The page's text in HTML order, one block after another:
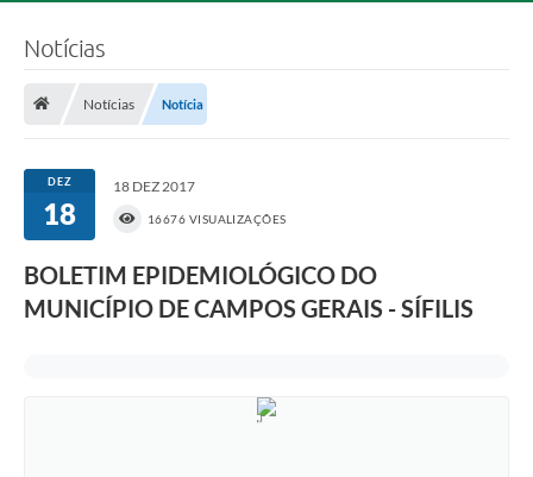
Portal da Transparência
Secretarias
Notícias
Notícias Notícia
DEZ
18
18 DEZ 2017
16676 VISUALIZAÇÕES
BOLETIM EPIDEMIOLÓGICO DO
MUNICÍPIO DE CAMPOS GERAIS - SÍFILIS